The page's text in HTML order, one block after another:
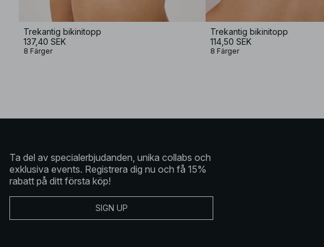
Trekantig bikinitopp
137,40 SEK
8 Färger
Trekantig bikinitopp
114,50 SEK
8 Färger
Ta del av specialerbjudanden, unika collabs och
exklusiva events. Registrera dig nu och få 15%
rabatt på ditt första köp!
SIGN UP